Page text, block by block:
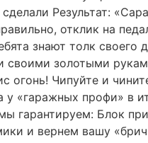
Результат:
отклик на
знают толк своего
своими золотыми
огонь! Чипуйте и
«гаражных профи» в
гарантируем: Блок
и вернем вашу